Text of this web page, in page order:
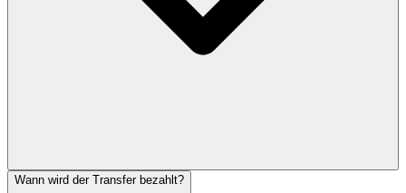
Wann wird der Transfer bezahlt?